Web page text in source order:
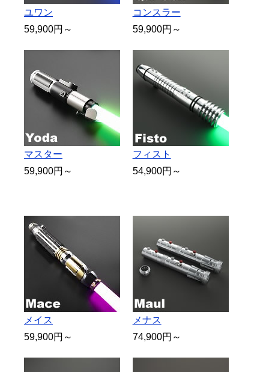
ユワン
59,900円～
コンスラー
59,900円～
マスター
59,900円～
フィスト
54,900円～
メイス
59,900円～
メナス
74,900円～